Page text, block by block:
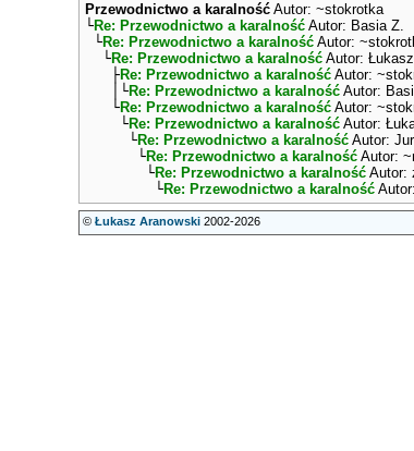
Przewodnictwo a karalność Autor: ~stokrotka
└Re: Przewodnictwo a karalność Autor: Basia Z.
└Re: Przewodnictwo a karalność Autor:
└Re: Przewodnictwo a karalność Autor:
├Re: Przewodnictwo a karalność Autor:
│└Re: Przewodnictwo a karalność Autor:
└Re: Przewodnictwo a karalność Autor:
└Re: Przewodnictwo a karalność Autor:
└Re: Przewodnictwo a karalność Autor:
└Re: Przewodnictwo a karalność Autor:
└Re: Przewodnictwo a karalność Autor:
└Re: Przewodnictwo a karalność
© Łukasz Aranowski 2002-2026